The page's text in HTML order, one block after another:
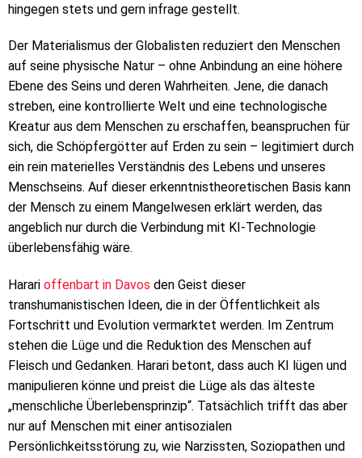
hingegen stets und gern infrage gestellt.
Der Materialismus der Globalisten reduziert den Menschen
auf seine physische Natur – ohne Anbindung an eine höhere
Ebene des Seins und deren Wahrheiten. Jene, die danach
streben, eine kontrollierte Welt und eine technologische
Kreatur aus dem Menschen zu erschaffen, beanspruchen für
sich, die Schöpfergötter auf Erden zu sein – legitimiert durch
ein rein materielles Verständnis des Lebens und unseres
Menschseins. Auf dieser erkenntnistheoretischen Basis kann
der Mensch zu einem Mangelwesen erklärt werden, das
angeblich nur durch die Verbindung mit KI-Technologie
überlebensfähig wäre.
Harari offenbart in Davos den Geist dieser
transhumanistischen Ideen, die in der Öffentlichkeit als
Fortschritt und Evolution vermarktet werden. Im Zentrum
stehen die Lüge und die Reduktion des Menschen auf
Fleisch und Gedanken. Harari betont, dass auch KI lügen und
manipulieren könne und preist die Lüge als das älteste
„menschliche Überlebensprinzip“. Tatsächlich trifft das aber
nur auf Menschen mit einer antisozialen
Persönlichkeitsstörung zu, wie Narzissten, Soziopathen und